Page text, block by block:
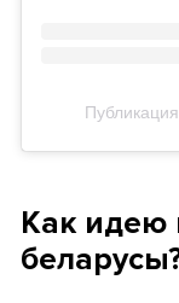
Как идею